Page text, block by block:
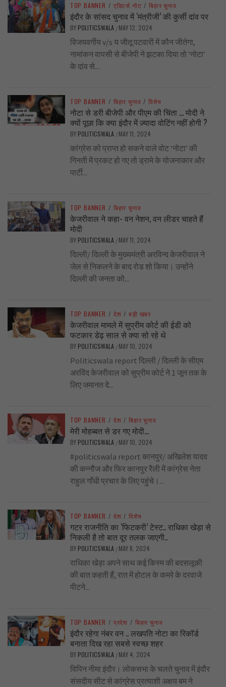
TOP BANNER / एडिटर्स नोट / बिहार चुनाव
इंदौर के सांसद चुनाव में ‘मंत्रीजी’ की कुर्सी दांव पर
BY POLITICSWALA / MAY 12, 2024
विजयवर्गीय v/s य जीतू पटवारी में कौन जीतेगा,
नामांकन वापसी से बीजेपी ने झटका दिया तो ‘नोटा’
के दांव से...
TOP BANNER / बिहार चुनाव / विशेष
नोटा से डरी बीजेपी और पीएम की चिंता … मोदी ने
क्यों पूछा कि क्या इंदौर में ज़्यादा वोटिंग नहीं होगी ?
BY POLITICSWALA / MAY 11, 2024
कांग्रेस को प्राप्त हो सकने वाले वोट ‘नोटा’ की
गिनती में प्रकट हो गए तो ड्रामे के योजनाकार और
पार्टी...
TOP BANNER / बिहार चुनाव
केजरीवाल ने कहा- वन नेशन, वन लीडर चाहते हैं
मोदी
BY POLITICSWALA / MAY 11, 2024
दिल्ली/ दिल्ली के मुख्यमंत्री अरविन्द केजरीवाल ने
जेल से निकलने के बाद रोड शो किया। उन्होंने
दिल्ली की जनता को...
TOP BANNER / देश / बड़ी खबर
केजरीवाल मामले में सुप्रीम कोर्ट की ईडी को
फटकार डेढ़ साल से क्या सो रहे थे
BY POLITICSWALA / MAY 10, 2024
Politicswala report दिल्ली / दिल्ली के सीएम
अरविंद केजरीवाल को सुप्रीम कोर्ट ने 1 जून तक के
लिए जमानत दे...
TOP BANNER / देश / बिहार चुनाव
मेरी मोहब्बत से डर गए मोदी…
BY POLITICSWALA / MAY 10, 2024
#politicswala report कानपुर/ अखिलेश यादव
की कन्नौज और फिर कानपुर रैली में कांग्रेस नेता
राहुल गाँधी प्रचार के लिए पहुंचे।...
TOP BANNER / देश / विशेष
गटर राजनीति का ‘फिटकरी’ टेस्ट.. राधिका खेड़ा से
निकली है तो बात दूर तलक जाएगी..
BY POLITICSWALA / MAY 8, 2024
राधिका खेड़ा अपने साथ कई किस्म की बदसलूकी
की बात कहती हैं, रात में होटल के कमरे के दरवाजे
पीटने...
TOP BANNER / प्रदेश / बिहार चुनाव
इंदौर रहेगा नंबर वन .. लखपति नोटा का रिकॉर्ड
बनाता दिख रहा सबसे स्वच्छ शहर
BY POLITICSWALA / MAY 4, 2024
विपिन नीमा इंदौर। लोकसभा के चलते चुनाव में इंदौर
संसदीय सीट से कांग्रेस प्रत्याशी अक्षय बम ने